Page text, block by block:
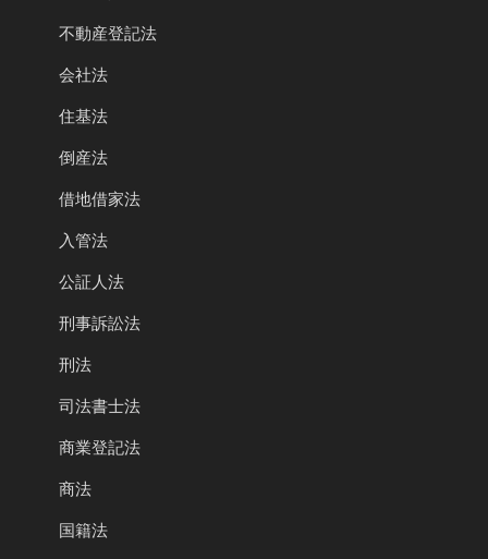
不動産登記法
会社法
住基法
倒産法
借地借家法
入管法
公証人法
刑事訴訟法
刑法
司法書士法
商業登記法
商法
国籍法